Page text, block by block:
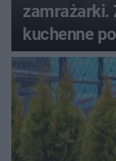
zamrażarki.
kuchenne